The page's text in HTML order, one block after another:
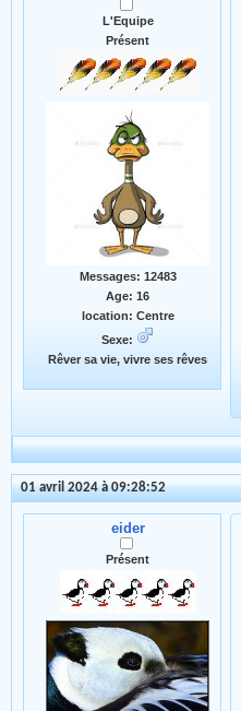
L'Equipe
Présent
Messages: 12483
Age: 16
location: Centre
Sexe:
Rêver sa vie, vivre ses rêves
01 avril 2024 à 09:28:52
eider
Présent